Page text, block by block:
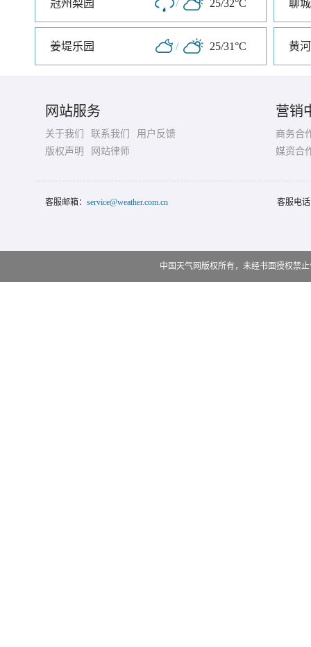
冠州梨园 / 25/32°C 聊
姜堤乐园 / 25/31°C
网站服务
关于我们 联系我们
用户反馈
版权声明
网站律师
营销
商务合
媒资合
客服邮箱： service@weather.com.cn 客服电
中国天气网版权所有，未经书面授权